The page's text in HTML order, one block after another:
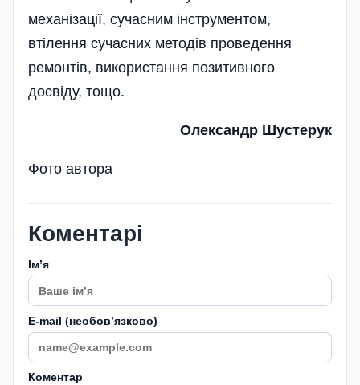
механізації, сучасним інструментом,
втілення сучасних методів проведення
ремонтів, використання позитивного
досвіду, тощо.
Олександр Шустерук
Фото автора
Коментарі
Імʼя
E-mail (необовʼязково)
Коментар